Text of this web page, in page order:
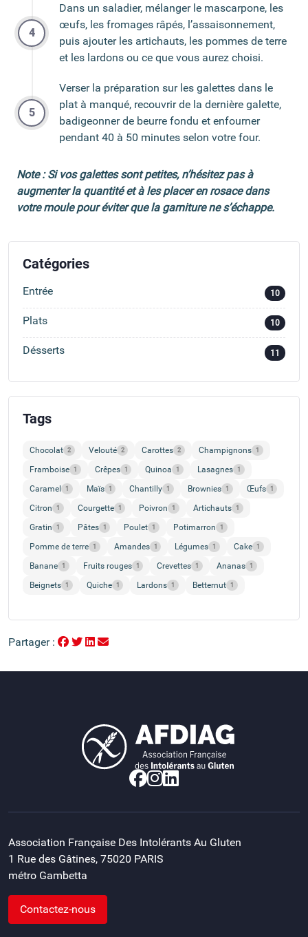
Dans un saladier, mélanger le mascarpone, les
œufs, les fromages râpés, l’assaisonnement,
puis ajouter les artichauts, les pommes de terre
et les lardons ou ce que vous aurez choisi.
Verser la préparation sur les galettes dans le
plat à manqué, recouvrir de la dernière galette,
badigeonner de beurre fondu et enfourner
pendant 40 à 50 minutes selon votre four.
Note : Si vos galettes sont petites, n’hésitez pas à
augmenter la quantité et à les placer en rosace dans
votre moule pour éviter que la garniture ne s’échappe.
Catégories
Entrée 10
Plats 10
Désserts 11
Tags
Chocolat 2 Velouté 2 Carottes 2 Champignons 1
Framboise 1 Crêpes 1 Quinoa 1 Lasagnes 1
Caramel 1 Maïs 1 Chantilly 1 Brownies 1 Œufs 1
Citron 1 Courgette 1 Poivron 1 Artichauts 1
Gratin 1 Pâtes 1 Poulet 1 Potimarron 1
Pomme de terre 1 Amandes 1 Légumes 1 Cake 1
Banane 1 Fruits rouges 1 Crevettes 1 Ananas 1
Beignets 1 Quiche 1 Lardons 1 Betternut 1
Partager :
Association Française Des Intolérants Au Gluten
1 Rue des Gâtines, 75020 PARIS
métro Gambetta
Contactez-nous